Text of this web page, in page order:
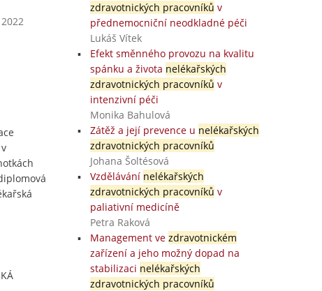
zdravotnických pracovníků v
přednemocniční neodkladné péči
Lukáš Vítek
Efekt směnného provozu na kvalitu
spánku a života nelékařských
zdravotnických pracovníků v
intenzivní péči
Monika Bahulová
Zátěž a její prevence u nelékařských
zdravotnických pracovníků
Johana Šoltésová
Vzdělávání nelékařských
zdravotnických pracovníků v
paliativní medicíně
Petra Raková
Management ve zdravotnickém
zařízení a jeho možný dopad na
stabilizaci nelékařských
zdravotnických pracovníků